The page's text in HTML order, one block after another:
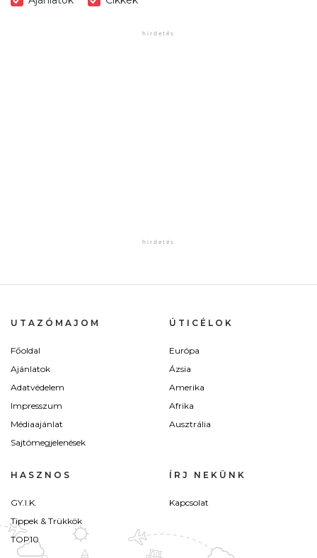
UTAZÓMAJOM
Főoldal
Ajánlatok
Adatvédelem
Impresszum
Médiaajánlat
Sajtómegjelenések
ÚTICÉLOK
Európa
Ázsia
Amerika
Afrika
Ausztrália
HASZNOS
GY.I.K.
Tippek & Trükkök
TOP10
ÍRJ NEKÜNK
Kapcsolat